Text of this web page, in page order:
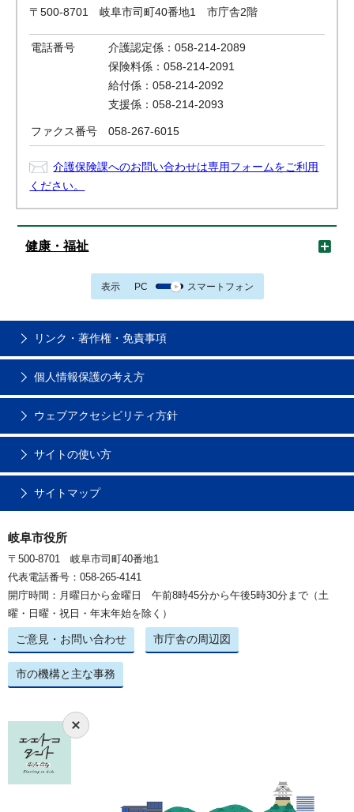
〒500-8701 岐阜市司町40番地1 市庁舎2階
電話番号
介護認定係：058-214-2089
保険料係：058-214-2091
給付係：058-214-2092
支援係：058-214-2093
ファクス番号 058-267-6015
介護保険課へのお問い合わせは専用フォームをご利用
ください。
健康・福祉
表示 PC スマートフォン
リンク・著作権・免責事項
個人情報保護の考え方
ウェブアクセシビリティ方針
サイトの使い方
サイトマップ
岐阜市役所
〒500-8701 岐阜市司町40番地1
代表電話番号：058-265-4141
開庁時間：月曜日から金曜日 午前8時45分から午後5時30分まで（土
曜・日曜・祝日・年末年始を除く）
ご意見・お問い合わせ 市庁舎の周辺図
市の機構と主な事務